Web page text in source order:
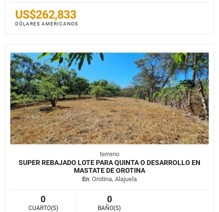
US$262,833
DÓLARES AMERICANOS
terreno
SUPER REBAJADO LOTE PARA QUINTA O DESARROLLO EN
MASTATE DE OROTINA
En: Orotina, Alajuela
0
CUARTO(S)
0
BAÑO(S)